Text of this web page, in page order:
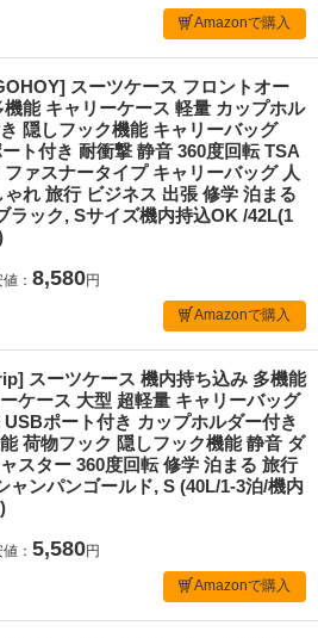
Amazonで購入
スーツケース フロントオー
機能 キャリーケース 軽量 カップホル
隠しフック機能 キャリーバッグ
ト付き 耐衝撃 静音 360度回転 TSA
ファスナータイプ キャリーバッグ 人
ゃれ 旅行 ビジネス 出張 修学 泊まる
ラック, Sサイズ機内持込OK /42L(1
： 8,580円
Amazonで購入
スーツケース 機内持ち込み 多機能
ケース 大型 超軽量 キャリーバッグ
USBポート付き カップホルダー付き
荷物フック 隠しフック機能 静音 ダ
スター 360度回転 修学 泊まる 旅行
ャンパンゴールド, S (40L/1-3泊/機内
： 5,580円
Amazonで購入